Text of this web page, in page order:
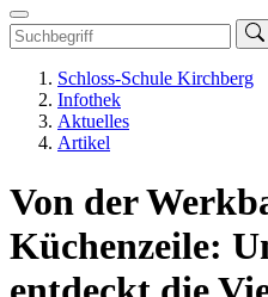
Schloss-Schule Kirchberg
Infothek
Aktuelles
Artikel
Von der
Küchenzeile: